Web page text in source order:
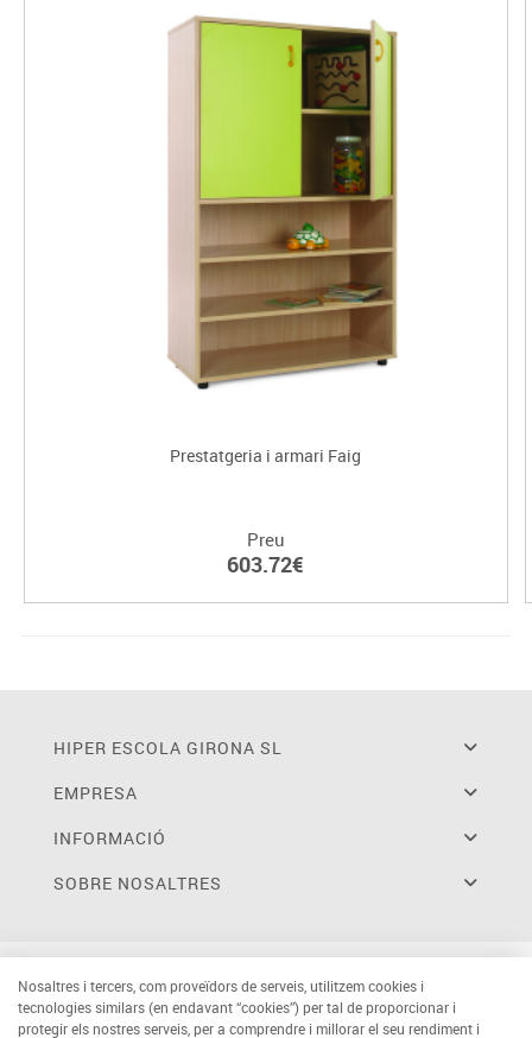
Prestatgeria i armari Faig
Preu
603.72€
HIPER ESCOLA GIRONA SL
EMPRESA
INFORMACIÓ
SOBRE NOSALTRES
Nosaltres i tercers, com proveïdors de serveis, utilitzem cookies i
tecnologies similars (en endavant “cookies”) per tal de proporcionar i
protegir els nostres serveis, per a comprendre i millorar el seu rendiment i